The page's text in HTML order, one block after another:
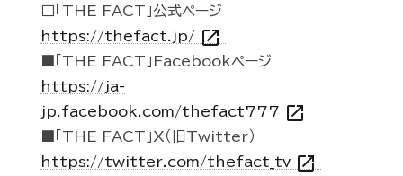
□「THE FACT」公式ページ
https://thefact.jp/ open_in_new
■「THE FACT」Facebookページ
https://ja-
jp.facebook.com/thefact777 open_in_new
■「THE FACT」X（旧Twitter）
https://twitter.com/thefact_tv open_in_new